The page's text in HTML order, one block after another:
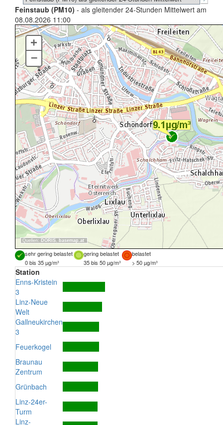
Feinstaub (PM10) - als gleitender 24-Stunden Mittelwert am
08.08.2026 11:00
Quellen: DORIS, basemap.at
+
–
sehr gering belastet gering belastet
belastet
0 bis 35 µg/m³
35 bis 50 µg/m³ > 50 µg/m³
Station
Enns-Kristein
3
Linz-Neue
Welt
Gallneukirchen
3
Feuerkogel
Braunau
Zentrum
Grünbach
Linz-24er-
Turm
Linz-